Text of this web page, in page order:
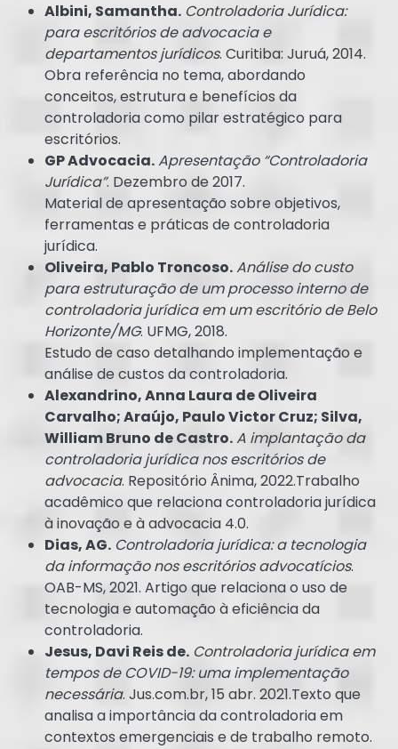
Albini, Samantha. Controladoria Jurídica:
para escritórios de advocacia e
departamentos jurídicos. Curitiba: Juruá, 2014.
Obra referência no tema, abordando
conceitos, estrutura e benefícios da
controladoria como pilar estratégico para
escritórios.
GP Advocacia.Apresentação “Controladoria
Jurídica”. Dezembro de 2017.
Material de apresentação sobre objetivos,
ferramentas e práticas de controladoria
jurídica.
Oliveira, Pablo Troncoso.Análise do custo
para estruturação de um processo interno de
controladoria jurídica em um escritório de Belo
Horizonte/MG. UFMG, 2018.
Estudo de caso detalhando implementação e
análise de custos da controladoria.
Alexandrino, Anna Laura de Oliveira
Carvalho; Araújo, Paulo Victor Cruz; Silva,
William Bruno de Castro.A implantação da
controladoria jurídica nos escritórios de
advocacia. Repositório Ânima, 2022.Trabalho
acadêmico que relaciona controladoria jurídica
à inovação e à advocacia 4.0.
Dias, AG. Controladoria jurídica: a tecnologia
da informação nos escritórios advocatícios.
OAB-MS, 2021. Artigo que relaciona o uso de
tecnologia e automação à eficiência da
controladoria.
Jesus, Davi Reis de. Controladoria jurídica em
tempos de COVID-19: uma implementação
necessária. Jus.com.br, 15 abr. 2021.Texto que
analisa a importância da controladoria em
contextos emergenciais e de trabalho remoto.